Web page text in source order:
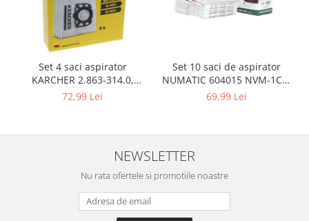
Jucarii, Copii & Bebe
Camera copilului
Hrana bebelusi
Igiena si ingrijire
Jucarii si Jocuri
Maternitate
Castroane si adapatori animale
Igiena animale de companie
Mobila si transport animale de
Set 4 saci aspirator
KARCHER 2.863-314.0,
compatibil cu WD, KWD, SE
72,99 Lei
Set 10 saci de aspirator
NUMATIC 604015 NVM-1CH,
9L
69,99 Lei
NEWSLETTER
Nu rata ofertele si promotiile noastre